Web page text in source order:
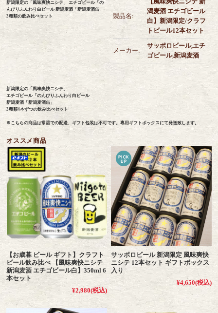
新潟限定の「風味爽快ニシテ」 エチゴビール「の
んびりふんわり白ビール 新潟麦酒「新潟麦酒缶」
3種類の飲み比べセット
製品名:
潟麦酒 エチゴビール
白】新潟限定/クラフ
トビール12本セット
メーカー:
サッポロビール,エチ
ゴビール,新潟麦酒
新潟限定の「風味爽快ニシテ」
エチゴビール「のんびりふんわり白ビール
新潟麦酒「新潟麦酒缶」
3種類4本ずつの飲み比べセット
※こちらの商品は常温での配送、ギフト包装は不可です。専用ギフトボックスにて発送致します。
オススメ商品
【お歳暮 ビール ギフト】クラフト
ビール飲み比べ 【風味爽快ニシテ
新潟麦酒 エチゴビール白】350ml 6
本セット
¥2,980(税込)
サッポロビール 新潟限定 風味爽快
ニシテ 12本セット ギフトボックス
入り
¥4,650(税込)